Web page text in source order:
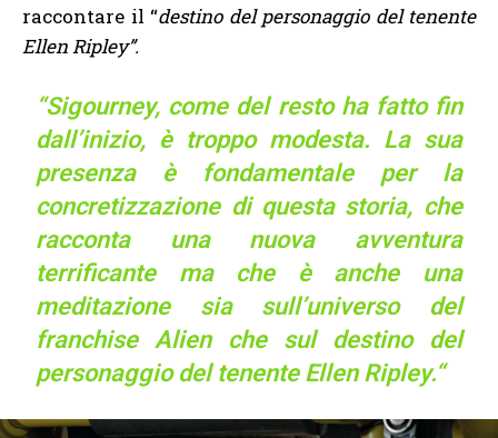
raccontare il “destino del personaggio del tenente
Ellen Ripley”.
“Sigourney, come del resto ha fatto fin
dall’inizio, è troppo modesta. La sua
presenza è fondamentale per la
concretizzazione di questa storia, che
racconta una nuova avventura
terrificante ma che è anche una
meditazione sia sull’universo del
franchise Alien che sul destino del
personaggio del tenente Ellen Ripley.“